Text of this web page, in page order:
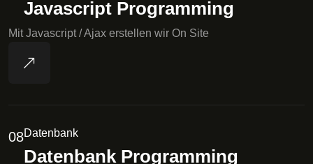
Javascript Programming
Mit Javascript / Ajax erstellen wir On Site
08Datenbank
Datenbank Programming